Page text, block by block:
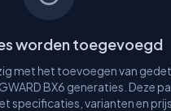
worden toegevoegd
met het toevoegen van
BX6 generaties. Deze
specificaties, varianten en